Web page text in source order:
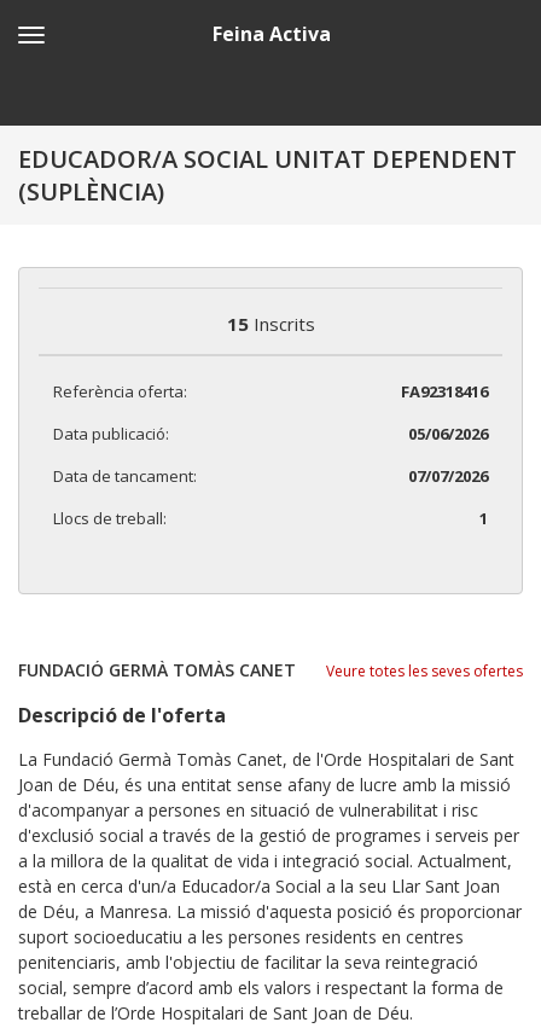
Feina Activa
EDUCADOR/A SOCIAL UNITAT DEPENDENT
(SUPLÈNCIA)
15Inscrits
Referència oferta:
FA92318416
Data publicació:
05/06/2026
Data de tancament:
07/07/2026
Llocs de treball:
1
FUNDACIÓ GERMÀ TOMÀS CANET Veure totes les seves ofertes
Descripció de l'oferta
La Fundació Germà Tomàs Canet, de l'Orde Hospitalari de Sant
Joan de Déu, és una entitat sense afany de lucre amb la missió
d'acompanyar a persones en situació de vulnerabilitat i risc
d'exclusió social a través de la gestió de programes i serveis per
a la millora de la qualitat de vida i integració social. Actualment,
està en cerca d'un/a Educador/a Social a la seu Llar Sant Joan
de Déu, a Manresa. La missió d'aquesta posició és proporcionar
suport socioeducatiu a les persones residents en centres
penitenciaris, amb l'objectiu de facilitar la seva reintegració
social, sempre d’acord amb els valors i respectant la forma de
treballar de l’Orde Hospitalari de Sant Joan de Déu.